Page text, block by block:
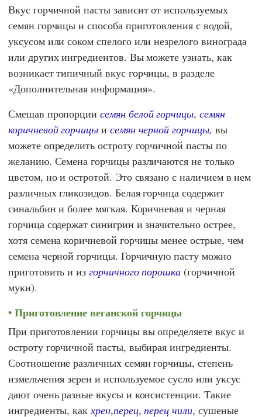
Вкус горчичной пасты зависит от используемых
семян горчицы и способа приготовления с водой,
уксусом или соком спелого или незрелого винограда
или других ингредиентов. Вы можете узнать, как
возникает типичный вкус горчицы, в разделе
«Дополнительная информация».
Смешав пропорциисемян белой горчицы, семян
коричневой горчицы и семян черной горчицы, вы
можете определить остроту горчичной пасты по
желанию. Семена горчицы различаются не только
цветом, но и остротой. Это связано с наличием в нем
различных гликозидов. Белая горчица содержит
синальбин и более мягкая. Коричневая и черная
горчица содержат синигрин и значительно острее,
хотя семена коричневой горчицы менее острые, чем
семена черной горчицы. Горчичную пасту можно
приготовить и изгорчичного порошка (горчичной
муки).
Приготовление веганской горчицы
При приготовлении горчицы вы определяете вкус и
остроту горчичной пасты, выбирая ингредиенты.
Соотношение различных семян горчицы, степень
измельчения зерен и используемое сусло или уксус
дают очень разные вкусы и консистенции. Такие
ингредиенты, какхрен,перец,перец чили, сушеные